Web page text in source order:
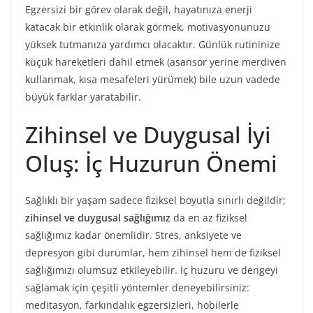
Egzersizi bir görev olarak değil, hayatınıza enerji
katacak bir etkinlik olarak görmek, motivasyonunuzu
yüksek tutmanıza yardımcı olacaktır. Günlük rutininize
küçük hareketleri dahil etmek (asansör yerine merdiven
kullanmak, kısa mesafeleri yürümek) bile uzun vadede
büyük farklar yaratabilir.
Zihinsel ve Duygusal İyi
Oluş: İç Huzurun Önemi
Sağlıklı bir yaşam sadece fiziksel boyutla sınırlı değildir;
zihinsel ve duygusal sağlığımız da en az fiziksel
sağlığımız kadar önemlidir. Stres, anksiyete ve
depresyon gibi durumlar, hem zihinsel hem de fiziksel
sağlığımızı olumsuz etkileyebilir. İç huzuru ve dengeyi
sağlamak için çeşitli yöntemler deneyebilirsiniz:
meditasyon, farkındalık egzersizleri, hobilerle